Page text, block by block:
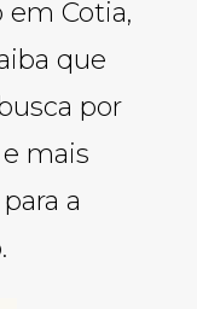
em Cotia,
que
por
mais
a